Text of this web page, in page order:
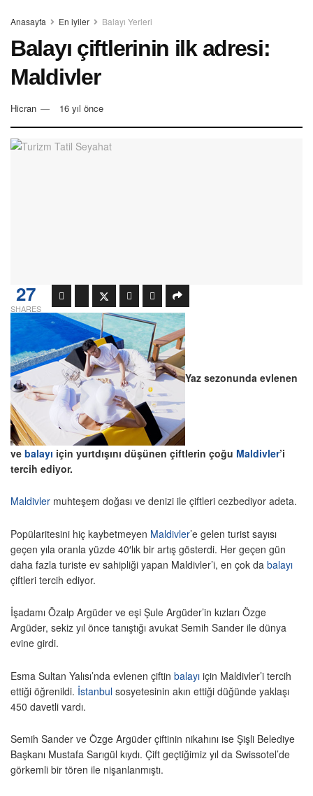
Anasayfa En iyiler Balayı Yerleri
Balayı çiftlerinin ilk adresi:
Maldivler
Hicran 16 yıl önce
27
SHARES
Yaz sezonunda evlenen
ve balayı için yurtdışını düşünen çiftlerin çoğu Maldivler’i
tercih ediyor.
Maldivler muhteşem doğası ve denizi ile çiftleri cezbediyor adeta.
Popülaritesini hiç kaybetmeyen Maldivler’e gelen turist sayısı
geçen yıla oranla yüzde 40′lık bir artış gösterdi. Her geçen gün
daha fazla turiste ev sahipliği yapan Maldivler’i, en çok da balayı
çiftleri tercih ediyor.
İşadamı Özalp Argüder ve eşi Şule Argüder’in kızları Özge
Argüder, sekiz yıl önce tanıştığı avukat Semih Sander ile dünya
evine girdi.
Esma Sultan Yalısı’nda evlenen çiftin balayı için Maldivler’i tercih
ettiği öğrenildi. İstanbul sosyetesinin akın ettiği düğünde yaklaşı
450 davetli vardı.
Semih Sander ve Özge Argüder çiftinin nikahını ise Şişli Belediye
Başkanı Mustafa Sarıgül kıydı. Çift geçtiğimiz yıl da Swissotel’de
görkemli bir tören ile nişanlanmıştı.